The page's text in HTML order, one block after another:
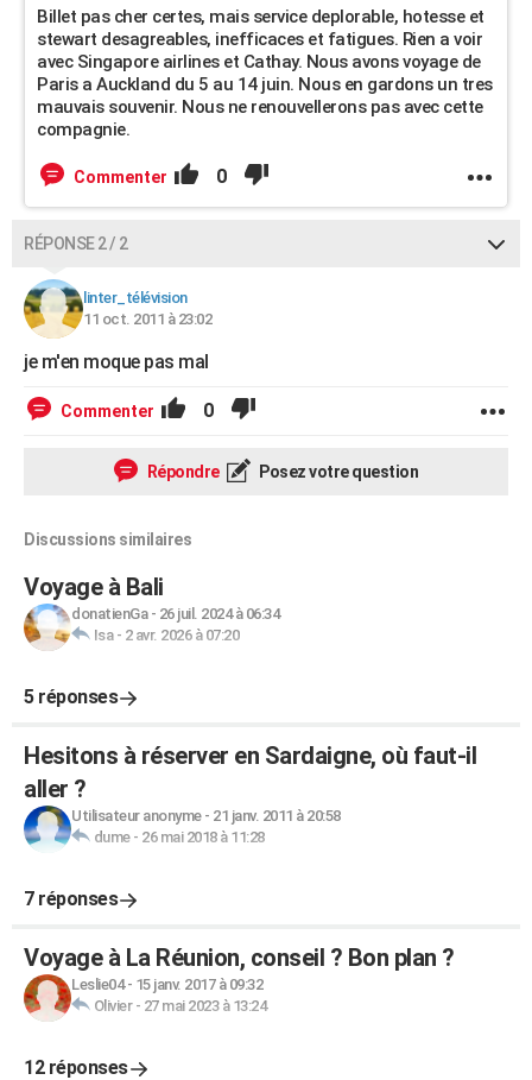
Billet pas cher certes, mais service deplorable, hotesse et
stewart desagreables, inefficaces et fatigues. Rien a voir
avec Singapore airlines et Cathay. Nous avons voyage de
Paris a Auckland du 5 au 14 juin. Nous en gardons un tres
mauvais souvenir. Nous ne renouvellerons pas avec cette
compagnie.
Commenter 0
RÉPONSE 2 / 2
linter_télévision
11 oct. 2011 à 23:02
je m'en moque pas mal
Commenter 0
Répondre Posez votre question
Discussions similaires
Voyage à Bali
donatienGa- 26 juil. 2024 à 06:34
Isa- 2 avr. 2026 à 07:20
5 réponses
Hesitons à réserver en Sardaigne, où faut-il
aller ?
Utilisateur anonyme- 21 janv. 2011 à 20:58
dume- 26 mai 2018 à 11:28
7 réponses
Voyage à La Réunion, conseil ? Bon plan ?
Leslie04- 15 janv. 2017 à 09:32
Olivier- 27 mai 2023 à 13:24
12 réponses